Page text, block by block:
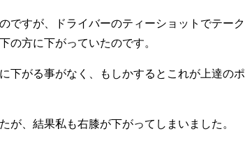
ですが、ドライバーのティーショットでテーク
の方に下がっていたのです。
下がる事がなく、もしかするとこれが上達のポ
が、結果私も右膝が下がってしまいました。